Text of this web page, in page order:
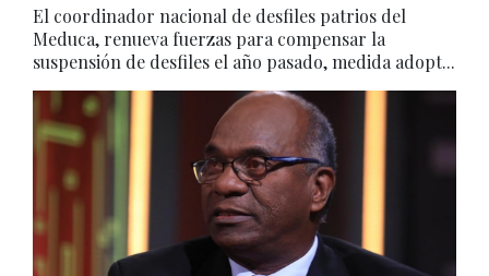
El coordinador nacional de desfiles patrios del
Meduca, renueva fuerzas para compensar la
suspensión de desfiles el año pasado, medida adopt...